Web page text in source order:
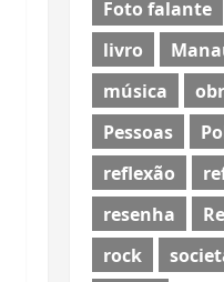
Foto falante
livro
música
Pessoas
reflexão
resenha
rock